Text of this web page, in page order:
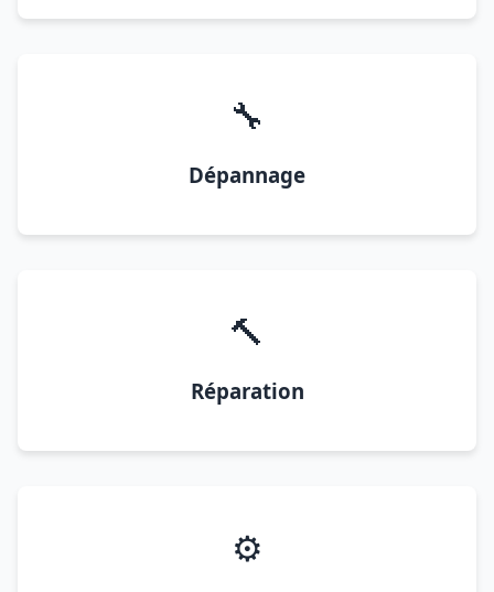
🔧
Dépannage
🔨
Réparation
⚙️